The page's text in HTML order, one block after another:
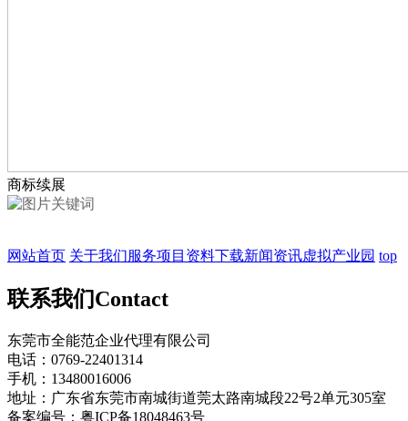
商标续展
网站首页 关于我们服务项目 资料下载新闻资讯虚拟产业园 top
联系我们Contact
东莞市全能范企业代理有限公司
电话：0769-22401314
手机：13480016006
地址：广东省东莞市南城街道莞太路南城段22号2单元305室
备案编号：粤ICP备18048463号